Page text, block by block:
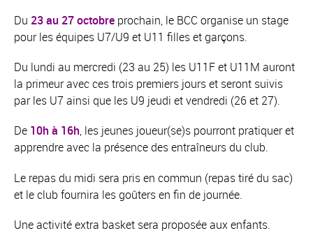
Du 23 au 27 octobre prochain, le BCC organise un stage
pour les équipes U7/U9 et U11 filles et garçons.
Du lundi au mercredi (23 au 25) les U11F et U11M auront
la primeur avec ces trois premiers jours et seront suivis
par les U7 ainsi que les U9 jeudi et vendredi (26 et 27).
De 10h à 16h, les jeunes joueur(se)s pourront pratiquer et
apprendre avec la présence des entraîneurs du club.
Le repas du midi sera pris en commun (repas tiré du sac)
et le club fournira les goûters en fin de journée.
Une activité extra basket sera proposée aux enfants.